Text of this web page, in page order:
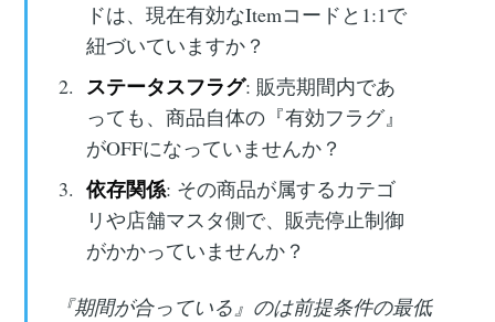
ドは、現在有効なItemコードと1:1で
紐づいていますか？
ステータスフラグ: 販売期間内であ
っても、商品自体の『有効フラグ』
がOFFになっていませんか？
依存関係: その商品が属するカテゴ
リや店舗マスタ側で、販売停止制御
がかかっていませんか？
『期間が合っている』のは前提条件の最低